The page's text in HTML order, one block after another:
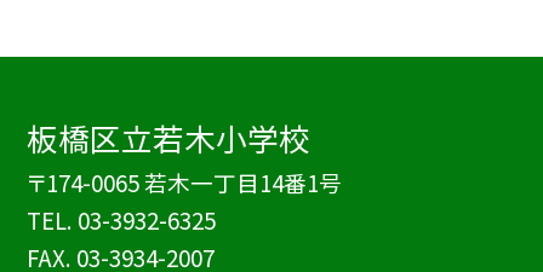
板橋区立若木小学校
〒174-0065 若木一丁目14番1号
TEL. 03-3932-6325
FAX. 03-3934-2007